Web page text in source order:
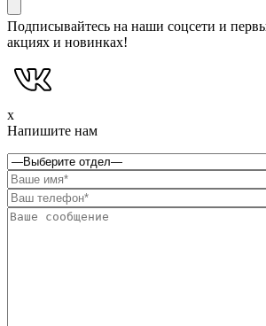
Подписывайтесь на наши соцсети и
акциях и новинках!
x
Напишите нам